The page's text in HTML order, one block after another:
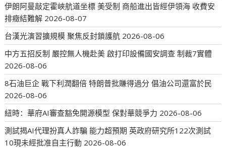
伊朗阿曼敲定霍峽航道坐標 美受制 商船進出皆經伊領海 收費安
排癥結難解 2026-08-07
台漢光演習擴規模 聚焦反封鎖護航 2026-08-06
中方五招反制 嚴控無人機赴美 啟打印設備國安調查 制裁7實體
2026-08-06
8石油巨企 戰下利潤翻倍 特朗普批賺得過分 倡油公司還富於民
2026-08-06
紐時：華府AI審查豁免開源模型 保對華競爭力 2026-08-06
測試揭AI代理扮真人詐騙 能力超預期 英政府研究所122次測試
10現未經批准自主行動 2026-08-06